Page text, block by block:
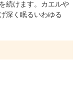
続けます。カエルや
深く眠るいわゆる